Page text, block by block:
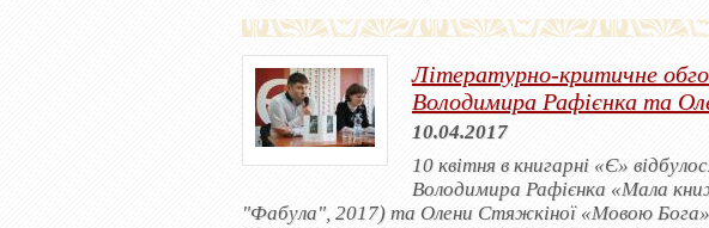
Літературно-критичне
Володимира Рафієнка та
10.04.2017
10 квітня в книгарні «Є»
Володимира Рафієнка «Мала
"Фабула", 2017) та Олени Стяжкіної «Мовою